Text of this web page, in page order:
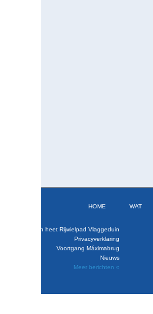
HOME
is klaar en heet Rijwielpad Vlaggeduin
Privacyverklaring
Voortgang Máximabrug
Nieuws
Meer berichten «
WAT